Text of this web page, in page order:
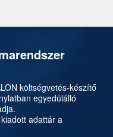
költségvetés-készítő
egyedülálló
adattár a